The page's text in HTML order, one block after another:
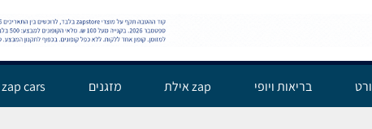
פנאי וספורט בריאות ויופי zap אילת מזגנים zap cars